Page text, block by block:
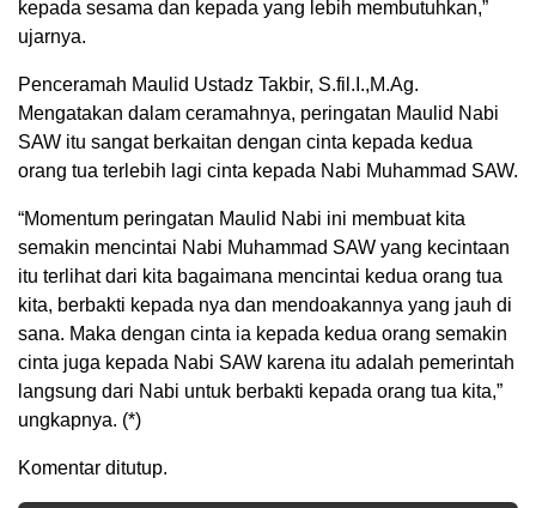
kepada sesama dan kepada yang lebih membutuhkan,”
ujarnya.
Penceramah Maulid Ustadz Takbir, S.fil.I.,M.Ag.
Mengatakan dalam ceramahnya, peringatan Maulid Nabi
SAW itu sangat berkaitan dengan cinta kepada kedua
orang tua terlebih lagi cinta kepada Nabi Muhammad SAW.
“Momentum peringatan Maulid Nabi ini membuat kita
semakin mencintai Nabi Muhammad SAW yang kecintaan
itu terlihat dari kita bagaimana mencintai kedua orang tua
kita, berbakti kepada nya dan mendoakannya yang jauh di
sana. Maka dengan cinta ia kepada kedua orang semakin
cinta juga kepada Nabi SAW karena itu adalah pemerintah
langsung dari Nabi untuk berbakti kepada orang tua kita,”
ungkapnya. (*)
Komentar ditutup.